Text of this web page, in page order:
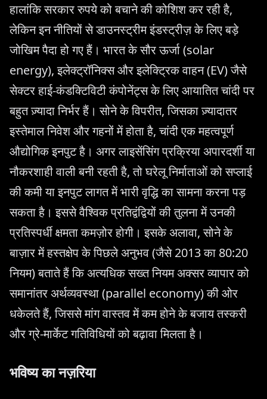
हालांकि सरकार रुपये को बचाने की कोशिश कर रही है,
लेकिन इन नीतियों से डाउनस्ट्रीम इंडस्ट्रीज़ के लिए बड़े
जोखिम पैदा हो गए हैं। भारत के सौर ऊर्जा (solar
energy), इलेक्ट्रॉनिक्स और इलेक्ट्रिक वाहन (EV) जैसे
सेक्टर हाई-कंडक्टिविटी कंपोनेंट्स के लिए आयातित चांदी पर
बहुत ज़्यादा निर्भर हैं। सोने के विपरीत, जिसका ज़्यादातर
इस्तेमाल निवेश और गहनों में होता है, चांदी एक महत्वपूर्ण
औद्योगिक इनपुट है। अगर लाइसेंसिंग प्रक्रिया अपारदर्शी या
नौकरशाही वाली बनी रहती है, तो घरेलू निर्माताओं को सप्लाई
की कमी या इनपुट लागत में भारी वृद्धि का सामना करना पड़
सकता है। इससे वैश्विक प्रतिद्वंद्वियों की तुलना में उनकी
प्रतिस्पर्धी क्षमता कमज़ोर होगी। इसके अलावा, सोने के
बाज़ार में हस्तक्षेप के पिछले अनुभव (जैसे 2013 का 80:20
नियम) बताते हैं कि अत्यधिक सख्त नियम अक्सर व्यापार को
समानांतर अर्थव्यवस्था (parallel economy) की ओर
धकेलते हैं, जिससे मांग वास्तव में कम होने के बजाय तस्करी
और ग्रे-मार्केट गतिविधियों को बढ़ावा मिलता है।
भविष्य का नज़रिया